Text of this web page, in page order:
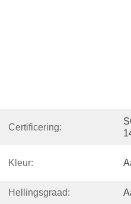
Certificering:
Kleur:
Hellingsgraad: